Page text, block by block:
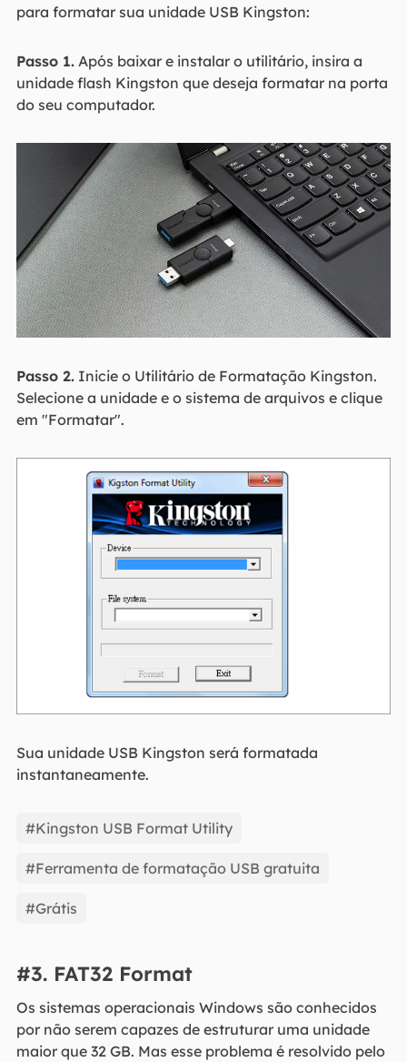
para formatar sua unidade USB Kingston:
Passo 1.Após baixar e instalar o utilitário, insira a
unidade flash Kingston que deseja formatar na porta
do seu computador.
Passo 2.Inicie o Utilitário de Formatação Kingston.
Selecione a unidade e o sistema de arquivos e clique
em "Formatar".
Sua unidade USB Kingston será formatada
instantaneamente.
#Kingston USB Format Utility
#Ferramenta de formatação USB gratuita
#Grátis
#3. FAT32 Format
Os sistemas operacionais Windows são conhecidos
por não serem capazes de estruturar uma unidade
maior que 32 GB. Mas esse problema é resolvido pelo